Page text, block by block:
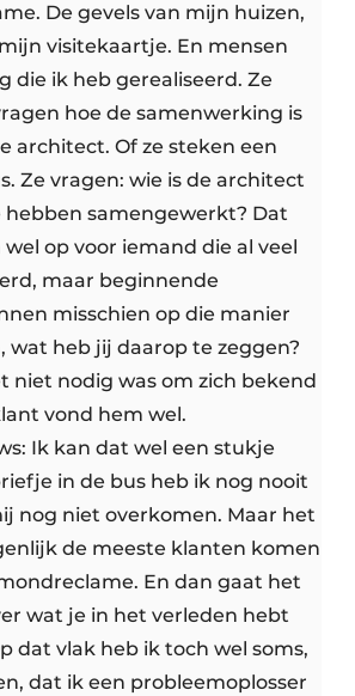
De gevels van mijn huizen,
visitekaartje. En mensen
die ik heb gerealiseerd. Ze
hoe de samenwerking is
architect. Of ze steken een
Ze vragen: wie is de architect
hebben samengewerkt? Dat
op voor iemand die al veel
maar beginnende
misschien op die manier
wat heb jij daarop te zeggen?
niet nodig was om zich bekend
vond hem wel.
Ik kan dat wel een stukje
in de bus heb ik nog nooit
nog niet overkomen. Maar het
de meeste klanten komen
En dan gaat het
wat je in het verleden hebt
dat vlak heb ik toch wel soms,
dat ik een probleemoplosser